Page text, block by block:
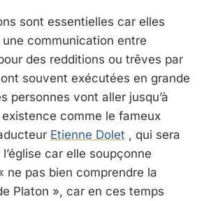
sont essentielles car elles
communication entre
des redditions ou trêves par
souvent exécutées en grande
personnes vont aller jusqu’à
comme le fameux
Etienne Dolet , qui sera
car elle soupçonne
ne pas bien comprendre la
Platon », car en ces temps